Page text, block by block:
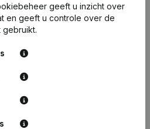
Oprichting (Nieuwe
Opening Bijkantoor,
geeft u inzicht over
en geeft u controle over de
gebruikt.